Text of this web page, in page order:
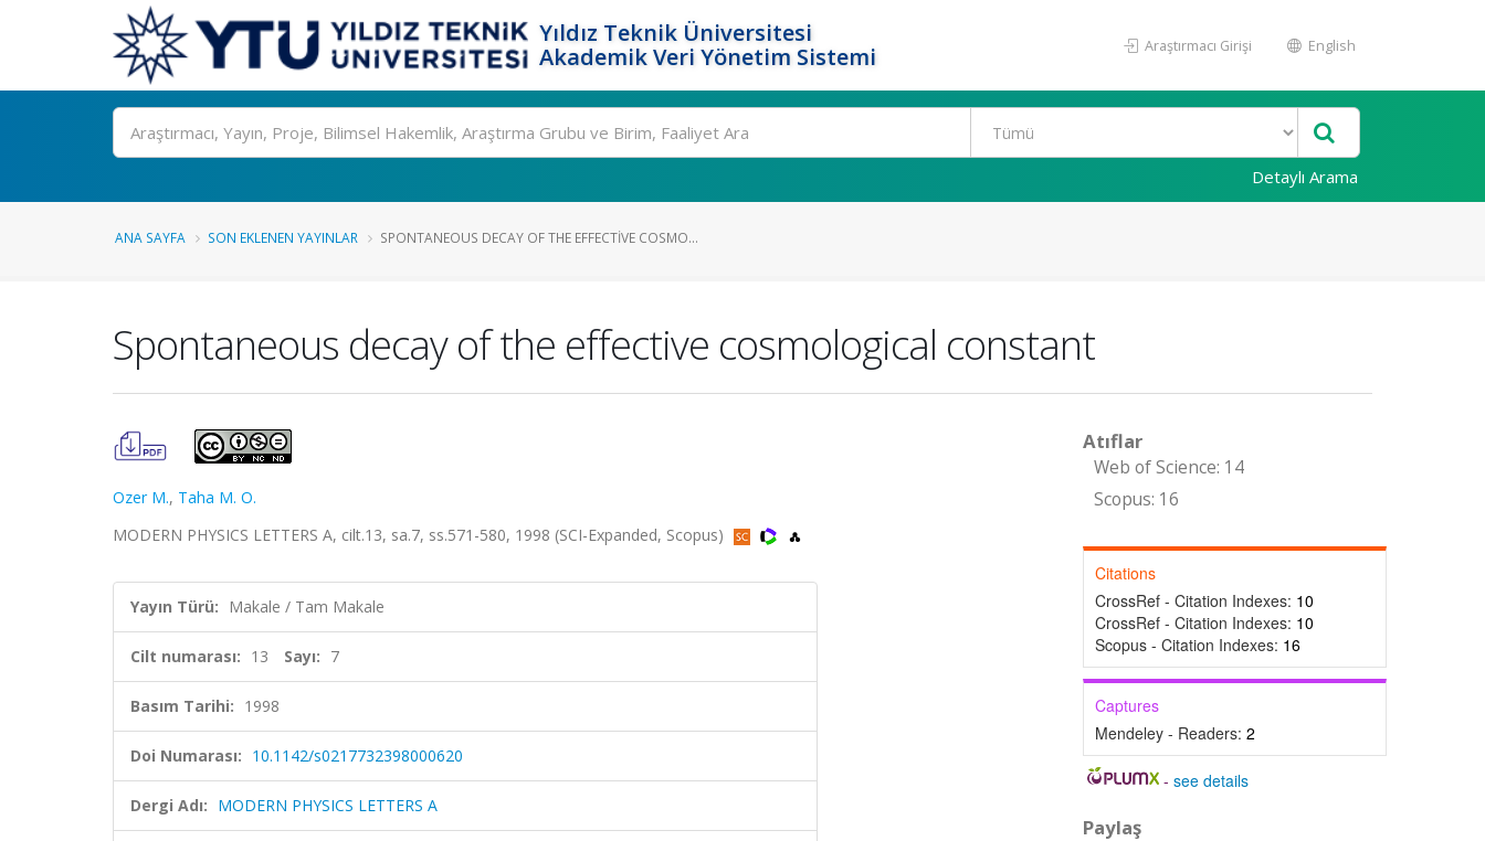
Yıldız Teknik Üniversitesi
Akademik Veri Yönetim Sistemi
Araştırmacı Girişi English
Ara
Detaylı Arama
ANA SAYFA SON EKLENEN YAYINLAR SPONTANEOUS DECAY OF THE EFFECTIVE COSMO...
Spontaneous decay of the effective cosmological constant
Ozer M., Taha M. O.
MODERN PHYSICS LETTERS A, cilt.13, sa.7, ss.571-580, 1998 (SCI-Expanded, Scopus)
Yayın Türü: Makale / Tam Makale
Cilt numarası: 13 Sayı: 7
Basım Tarihi: 1998
Doi Numarası: 10.1142/s0217732398000620
Dergi Adı: MODERN PHYSICS LETTERS A
Atıflar
Web of Science: 14
Scopus: 16
Citations
CrossRef - Citation Indexes: 10
CrossRef - Citation Indexes: 10
Scopus - Citation Indexes: 16
Captures
Mendeley - Readers: 2
-see details
Paylaş